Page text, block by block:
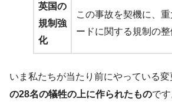
英国の
規制強
化
この事故を契機に、
ードに関する規制の
いま私たちが当たり前にやっている変
の28名の犠牲の上に作られたものです